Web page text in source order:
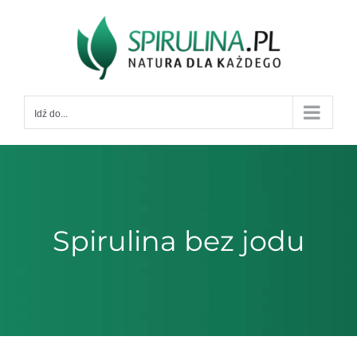
Idź do...
Spirulina bez jodu